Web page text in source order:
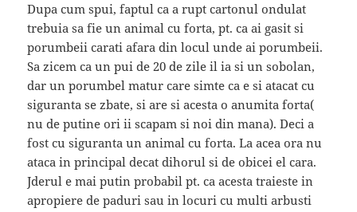
Dupa cum spui, faptul ca a rupt cartonul ondulat
trebuia sa fie un animal cu forta, pt. ca ai gasit si
porumbeii carati afara din locul unde ai porumbeii.
Sa zicem ca un pui de 20 de zile il ia si un sobolan,
dar un porumbel matur care simte ca e si atacat cu
siguranta se zbate, si are si acesta o anumita forta(
nu de putine ori ii scapam si noi din mana). Deci a
fost cu siguranta un animal cu forta. La acea ora nu
ataca in principal decat dihorul si de obicei el cara.
Jderul e mai putin probabil pt. ca acesta traieste in
apropiere de paduri sau in locuri cu multi arbusti